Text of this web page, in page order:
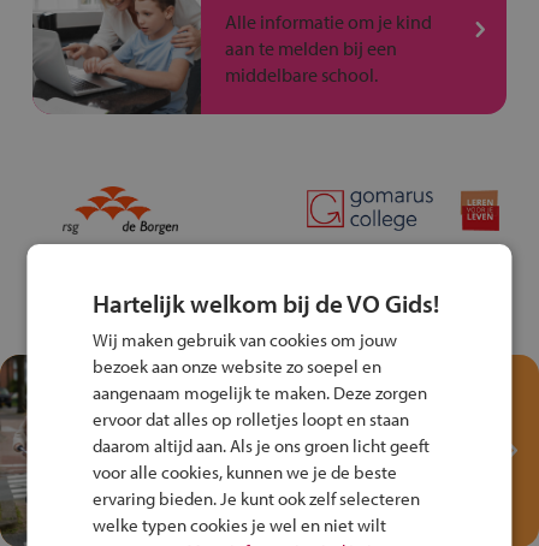
Alle informatie om je kind
aan te melden bij een
middelbare school.
Test je kennis met het
Fiets Veilig
Verkeersspel!
Speel het Fiets Veilig Verkeersspel
en win een Cortina-fiets!
Hartelijk welkom bij de VO Gids!
Wij maken gebruik van cookies om jouw
bezoek aan onze website zo soepel en
aangenaam mogelijk te maken. Deze zorgen
ervoor dat alles op rolletjes loopt en staan
daarom altijd aan. Als je ons groen licht geeft
voor alle cookies, kunnen we je de beste
ervaring bieden. Je kunt ook zelf selecteren
welke typen cookies je wel en niet wilt